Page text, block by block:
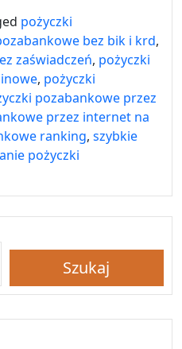
pożyczki
bez bik i krd,
zaświadczeń, pożyczki
, pożyczki
pozabankowe przez
przez internet na
ranking, szybkie
pożyczki
Szukaj